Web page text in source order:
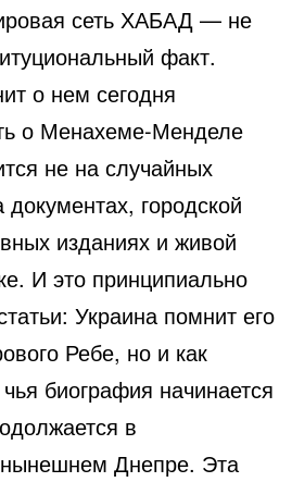
сеть ХАБАД — не
факт.
о нем сегодня
о Менахеме-Менделе
не на случайных
городской
изданиях и живой
И это принципиально
Украина помнит его
Ребе, но и как
биография начинается
в
Днепре. Эта